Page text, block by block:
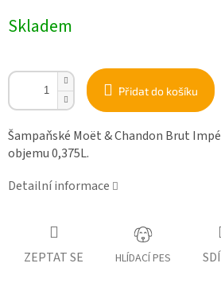
cena:
Skladem
Přidat do košíku
Šampaňské Moët & Chandon Brut
objemu 0,375L.
Detailní informace
ZEPTAT SE HLÍDACÍ PES